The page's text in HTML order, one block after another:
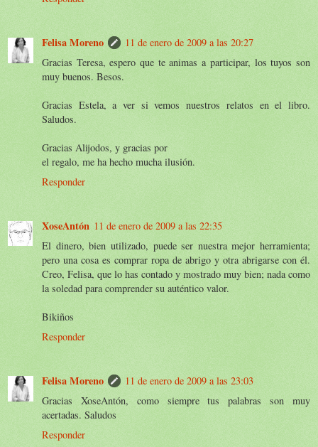
Felisa Moreno
11 de enero de 2009 a las 20:27
Gracias Teresa, espero que te animas a participar, los tuyos son
muy buenos. Besos.
Gracias Estela, a ver si vemos nuestros relatos en el libro.
Saludos.
Gracias Alijodos, y gracias por
el regalo, me ha hecho mucha ilusión.
Responder
XoseAntón 11 de enero de 2009 a las 22:35
El dinero, bien utilizado, puede ser nuestra mejor herramienta;
pero una cosa es comprar ropa de abrigo y otra abrigarse con él.
Creo, Felisa, que lo has contado y mostrado muy bien; nada como
la soledad para comprender su auténtico valor.
Bikiños
Responder
Felisa Moreno
11 de enero de 2009 a las 23:03
Gracias XoseAntón, como siempre tus palabras son muy
acertadas. Saludos
Responder